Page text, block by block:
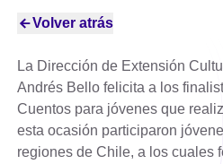
Volver atrás
La Dirección de Extensión
Andrés Bello felicita a los
Cuentos para jóvenes que
esta ocasión participaron
regiones de Chile, a los cuales